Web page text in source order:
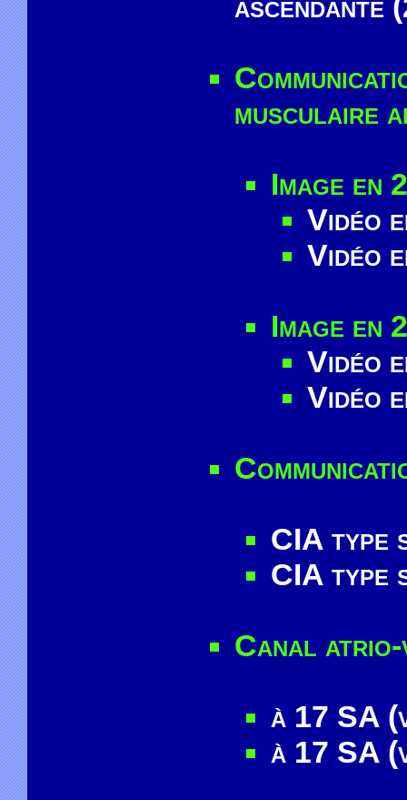
musculaire
Image en
Vidéo
Vidéo
Image en
Vidéo
Vidéo
CIA type
CIA type
Canal
à 17 SA
à 17 SA